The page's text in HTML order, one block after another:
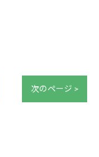
次のページ >